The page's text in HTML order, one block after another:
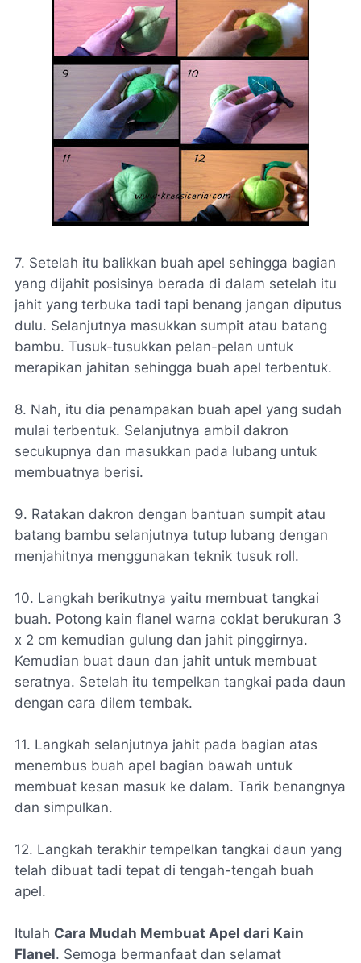
7. Setelah itu balikkan buah apel sehingga bagian
yang dijahit posisinya berada di dalam setelah itu
jahit yang terbuka tadi tapi benang jangan diputus
dulu. Selanjutnya masukkan sumpit atau batang
bambu. Tusuk-tusukkan pelan-pelan untuk
merapikan jahitan sehingga buah apel terbentuk.
8. Nah, itu dia penampakan buah apel yang sudah
mulai terbentuk. Selanjutnya ambil dakron
secukupnya dan masukkan pada lubang untuk
membuatnya berisi.
9. Ratakan dakron dengan bantuan sumpit atau
batang bambu selanjutnya tutup lubang dengan
menjahitnya menggunakan teknik tusuk roll.
10. Langkah berikutnya yaitu membuat tangkai
buah. Potong kain flanel warna coklat berukuran 3
x 2 cm kemudian gulung dan jahit pinggirnya.
Kemudian buat daun dan jahit untuk membuat
seratnya. Setelah itu tempelkan tangkai pada daun
dengan cara dilem tembak.
11. Langkah selanjutnya jahit pada bagian atas
menembus buah apel bagian bawah untuk
membuat kesan masuk ke dalam. Tarik benangnya
dan simpulkan.
12. Langkah terakhir tempelkan tangkai daun yang
telah dibuat tadi tepat di tengah-tengah buah
apel.
Itulah Cara Mudah Membuat Apel dari Kain
Flanel. Semoga bermanfaat dan selamat